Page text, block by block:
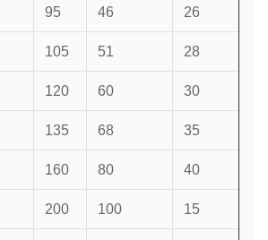
95 46 26
105 51 28
120 60 30
135 68 35
160 80 40
200 100 15